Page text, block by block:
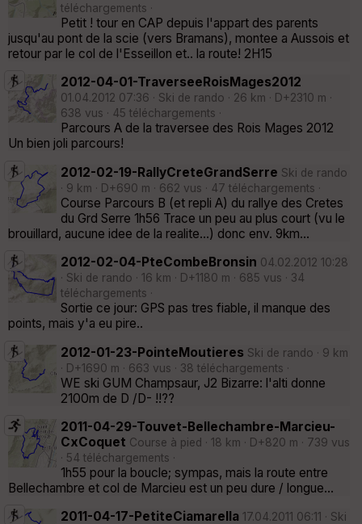
téléchargements ·
Petit ! tour en CAP depuis l'appart des parents
jusqu'au pont de la scie (vers Bramans), montee a Aussois et
retour par le col de l'Esseillon et.. la route! 2H15
2012-04-01-TraverseeRoisMages2012
01.04.2012 07:36 · Ski de rando · 26 km · D+2310 m ·
638 vus · 45 téléchargements ·
Parcours A de la traversee des Rois Mages 2012
Un bien joli parcours!
2012-02-19-RallyCreteGrandSerre Ski de rando
· 9 km · D+690 m · 662 vus · 47 téléchargements ·
Course Parcours B (et repli A) du rallye des Cretes
du Grd Serre 1h56 Trace un peu au plus court (vu le
brouillard, aucune idee de la realite...) donc env. 9km...
2012-02-04-PteCombeBronsin 04.02.2012 10:28
· Ski de rando · 16 km · D+1180 m · 685 vus · 34
téléchargements ·
Sortie ce jour: GPS pas tres fiable, il manque des
points, mais y'a eu pire..
2012-01-23-PointeMoutieres Ski de rando · 9 km
· D+1690 m · 663 vus · 38 téléchargements ·
WE ski GUM Champsaur, J2 Bizarre: l'alti donne
2100m de D /D- !!??
2011-04-29-Touvet-Bellechambre-Marcieu-
CxCoquet Course à pied · 18 km · D+820 m · 739 vus
· 54 téléchargements ·
1h55 pour la boucle; sympas, mais la route entre
Bellechambre et col de Marcieu est un peu dure / longue...
2011-04-17-PetiteCiamarella 17.04.2011 06:11 · Ski